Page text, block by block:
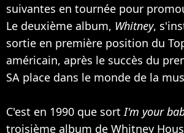
suivantes en tournée pour
Le deuxième album, Whitney,
sortie en première position du
américain, après le succès du
SA place dans le monde de la
C'est en 1990 que sortI'm your
troisième album de Whitney